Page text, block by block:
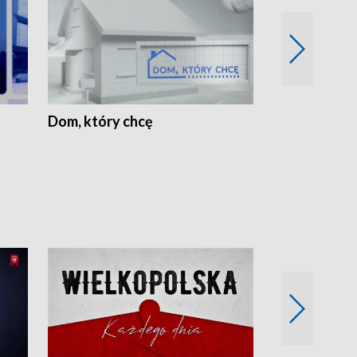
Dom, który chcę